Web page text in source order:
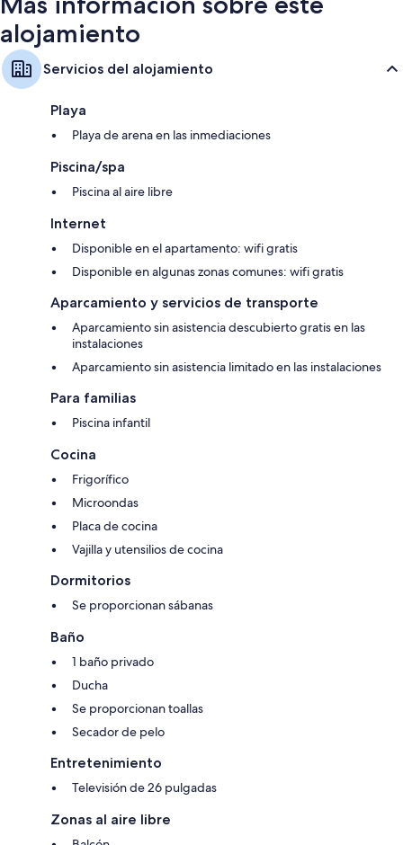
alojamiento
Servicios del alojamiento
Playa
Playa de arena en las inmediaciones
Piscina/spa
Piscina al aire libre
Internet
Disponible en el apartamento: wifi gratis
Disponible en algunas zonas comunes: wifi gratis
Aparcamiento y servicios de transporte
Aparcamiento sin asistencia descubierto gratis en las
instalaciones
Aparcamiento sin asistencia limitado en las instalaciones
Para familias
Piscina infantil
Cocina
Frigorífico
Microondas
Placa de cocina
Vajilla y utensilios de cocina
Dormitorios
Se proporcionan sábanas
Baño
1 baño privado
Ducha
Se proporcionan toallas
Secador de pelo
Entretenimiento
Televisión de 26 pulgadas
Zonas al aire libre